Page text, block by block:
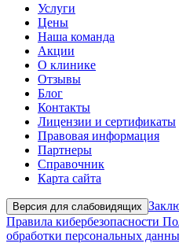
Услуги
Цены
Наша команда
Акции
О клинике
Отзывы
Блог
Контакты
Лицензии и сертификаты
Правовая информация
Партнеры
Справочник
Карта сайта
Версия для слабовидящих
Правила кибербезопасности
обработки персональных